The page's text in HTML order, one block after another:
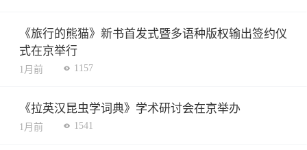
《旅行的熊猫》新书首发式暨多语种版权输出签约仪
式在京举行
1月前 1157
《拉英汉昆虫学词典》学术研讨会在京举办
1月前 1541